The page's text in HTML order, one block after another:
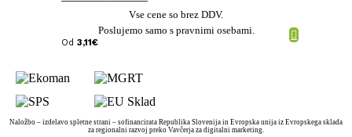
Od 3,11€
Vse cene so brez DDV.
Poslujemo samo s pravnimi osebami.
Naložbo – izdelavo spletne strani – sofinancirata Republika Slovenija in Evropska unija iz Evropskega sklada
za regionalni razvoj preko Vavčerja za digitalni marketing.